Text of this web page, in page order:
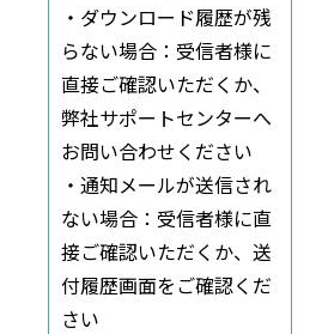
・ダウンロード履歴が残
らない場合：受信者様に
直接ご確認いただくか、
弊社サポートセンターへ
お問い合わせください
・通知メールが送信され
ない場合：受信者様に直
接ご確認いただくか、送
付履歴画面をご確認くだ
さい